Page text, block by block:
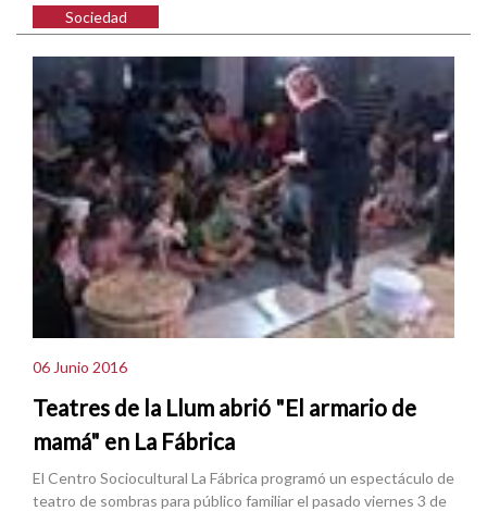
Sociedad
06 Junio 2016
Teatres de la Llum abrió "El armario de
mamá" en La Fábrica
El Centro Sociocultural La Fábrica programó un espectáculo de
teatro de sombras para público familiar el pasado viernes 3 de